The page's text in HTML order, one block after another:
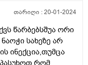
სულ
გამომდის
თარიღი :20-01-2024
წარბებსშუა ორი
სახეზე არ
ინექცია,თუმცა